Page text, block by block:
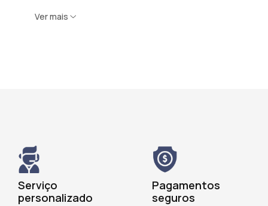
Ver mais
Serviço
personalizado
Pagamentos
seguros